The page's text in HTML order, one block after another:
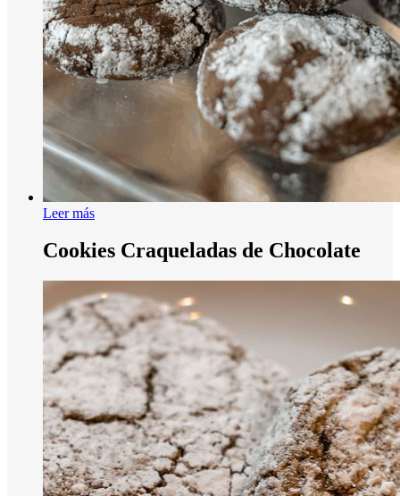
Leer más
Cookies Craqueladas de Chocolate